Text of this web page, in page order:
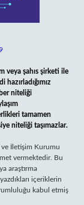
veya şahıs şirketi ile
hazırladığımız
niteliği
tamamen
niteliği taşımazlar.
ve İletişim Kurumu
vermektedir. Bu
araştırma
içeriklerin
kabul etmiş